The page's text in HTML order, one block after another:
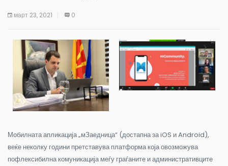
март 23, 2021 0
Мобилната апликација „мЗаедница“ (достапна за iOS и Android),
веќе неколку години претставува платформа која овозможува
пофлексибилна комуникација меѓу граѓаните и административците